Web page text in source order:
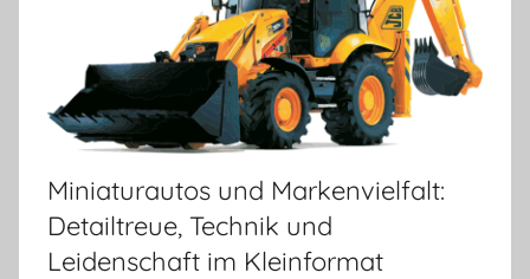
Miniaturautos und Markenvielfalt:
Detailtreue, Technik und
Leidenschaft im Kleinformat